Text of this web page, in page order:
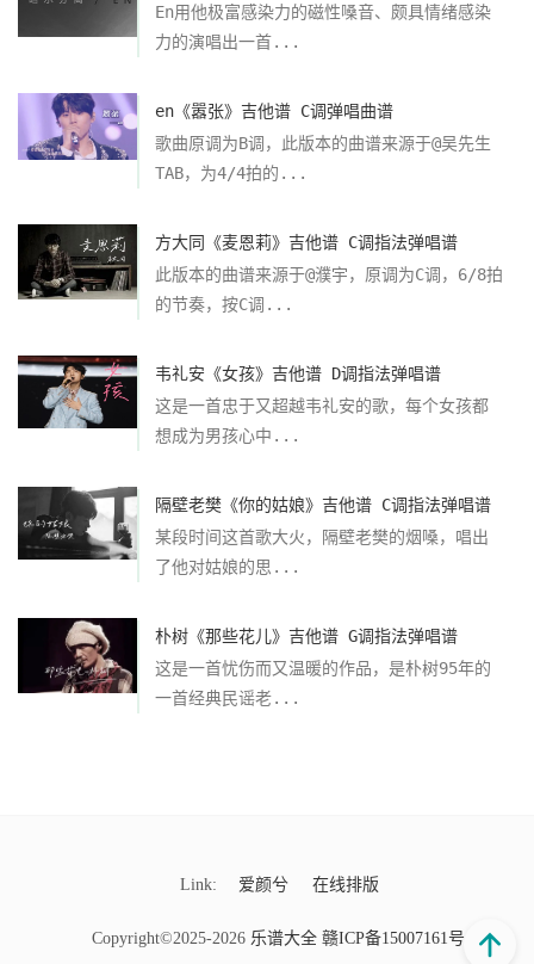
En用他极富感染力的磁性嗓音、颇具情绪感染
力的演唱出一首...
en《嚣张》吉他谱 C调弹唱曲谱
歌曲原调为B调，此版本的曲谱来源于@吴先生
TAB，为4/4拍的...
方大同《麦恩莉》吉他谱 C调指法弹唱谱
此版本的曲谱来源于@濮宇，原调为C调，6/8拍
的节奏，按C调...
韦礼安《女孩》吉他谱 D调指法弹唱谱
这是一首忠于又超越韦礼安的歌，每个女孩都
想成为男孩心中...
隔壁老樊《你的姑娘》吉他谱 C调指法弹唱谱
某段时间这首歌大火，隔壁老樊的烟嗓，唱出
了他对姑娘的思...
朴树《那些花儿》吉他谱 G调指法弹唱谱
这是一首忧伤而又温暖的作品，是朴树95年的
一首经典民谣老...
Link: 爱颜兮 在线排版
Copyright©2025-2026 乐谱大全 赣ICP备15007161号-9